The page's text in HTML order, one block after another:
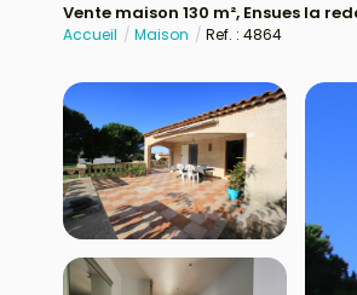
Vente maison 130 m², Ensues la
Accueil Maison Ref. : 4864